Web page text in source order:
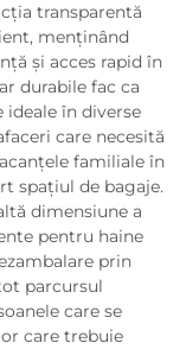
transparentă
menținând
și acces rapid în
durabile fac ca
ideale în diverse
care necesită
familiale în
spațiul de bagaje.
dimensiune a
pentru haine
prin
parcursul
care se
care trebuie